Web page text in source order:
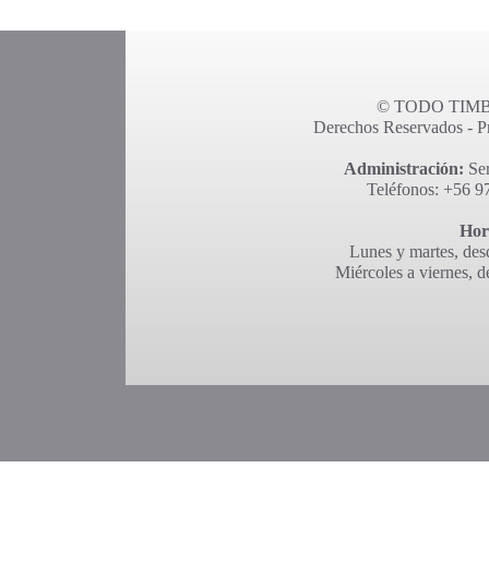
© TODO
Derechos Reservados -
Administración:
Teléfonos: +56
Lunes y martes,
Miércoles a viernes,